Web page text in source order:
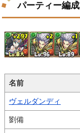
パーティー編成
名前
ヴェルダンディ
劉備